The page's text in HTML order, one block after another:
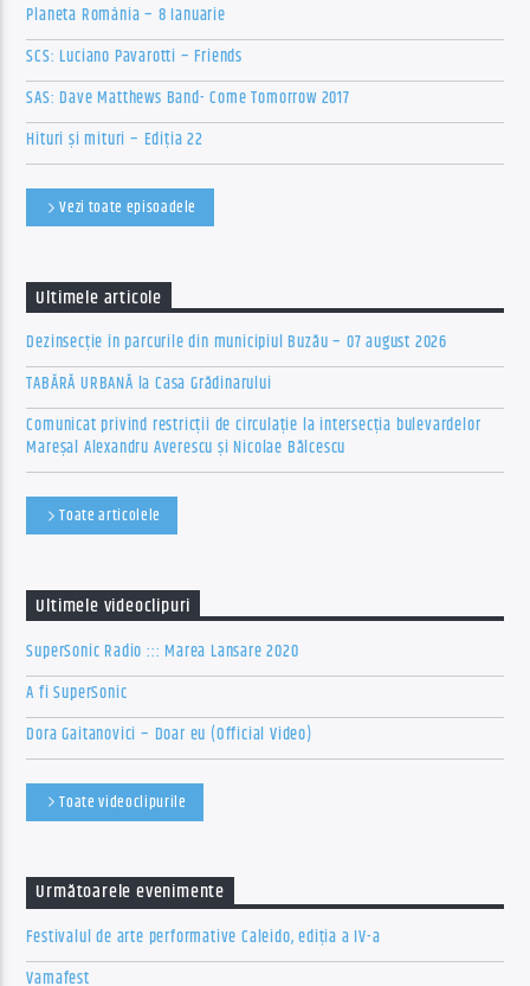
Planeta România – 8 Ianuarie
SCS: Luciano Pavarotti – Friends
SAS: Dave Matthews Band- Come Tomorrow 2017
Hituri și mituri – Ediția 22
Vezi toate episoadele
Ultimele articole
Dezinsecție în parcurile din municipiul Buzău – 07 august 2026
TABĂRĂ URBANĂ la Casa Grădinarului
Comunicat privind restricții de circulație la intersecția bulevardelor
Mareșal Alexandru Averescu și Nicolae Bălcescu
Toate articolele
Ultimele videoclipuri
SuperSonic Radio ::: Marea Lansare 2020
A fi SuperSonic
Dora Gaitanovici – Doar eu (Official Video)
Toate videoclipurile
Următoarele evenimente
Festivalul de arte performative Caleido, ediția a IV-a
Vamafest